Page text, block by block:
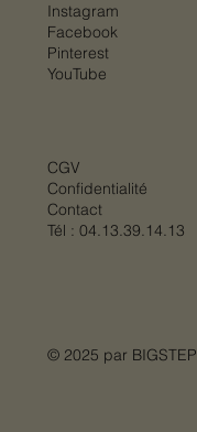
CGV
Confidentialité
Contact
Tél : 04.13.39.14.13
Instagram
Facebook
Pinterest
YouTube
© 2025 par BIGSTEP